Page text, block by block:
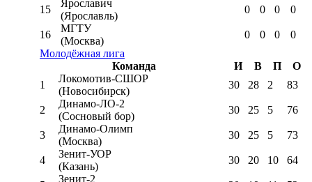
15
Ярославич
(Ярославль)
0 0 0 0
16
МГТУ
(Москва)
0 0 0
0
Молодёжная лига
Команда
И В П
О
1
Локомотив-CШОР
(Новосибирск)
30 28 2 83
2
Динамо-ЛО-2
(Сосновый бор)
30 25 5 76
3
Динамо-Олимп
(Москва)
30 25 5 73
4
Зенит-УОР
(Казань)
30 20 10 64
Зенит-2